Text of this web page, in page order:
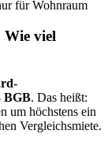
für Wohnraum
Wie viel
BGB. Das heißt:
um höchstens ein
Vergleichsmiete.